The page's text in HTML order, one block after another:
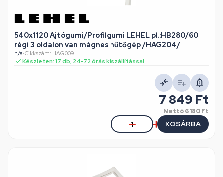
540x1120 Ajtógumi/Profilgumi LEHEL pl.:HB280/60
régi 3 oldalon van mágnes hűtőgép /HAG204/
n/a•Cikkszám: HAG009
Készleten: 17 db, 24-72 órás kiszállítással
7 849 Ft
Nettó6 180 Ft
KOSÁRBA